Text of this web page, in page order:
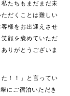
たちもまだまだ未
だくことは難しい
様をお出迎えさせ
顔を褒めていただ
りがとうございま
！！」と言ってい
にご宿泊いただき